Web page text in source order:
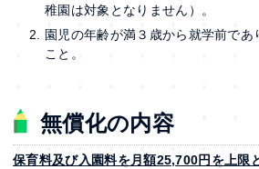
稚園は対象となりません）。
園児の年齢が満３歳から就学前であ
こと。
無償化の内容
保育料及び入園料を月額25,700円を上限